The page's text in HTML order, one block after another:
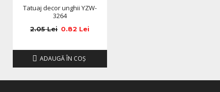
Tatuaj decor unghii YZW-
3264
0.82 Lei
2.05 Lei
ADAUGĂ ÎN COŞ